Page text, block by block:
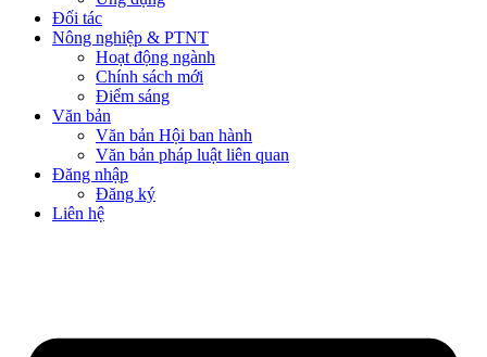
Đối tác
Nông nghiệp & PTNT
Hoạt động ngành
Chính sách mới
Điểm sáng
Văn bản
Văn bản Hội ban hành
Văn bản pháp luật liên quan
Đăng nhập
Đăng ký
Liên hệ